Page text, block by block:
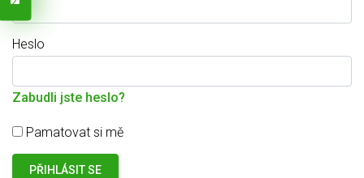
Heslo
Zabudli jste heslo?
Pamatovat si mě